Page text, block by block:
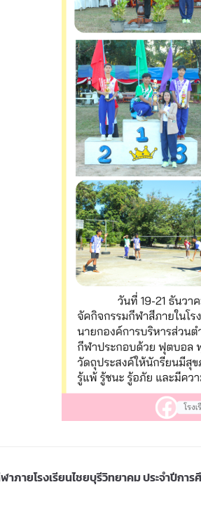
าภายโรงเรียนไชยบุรีวิทยาคม ประจำปีการ